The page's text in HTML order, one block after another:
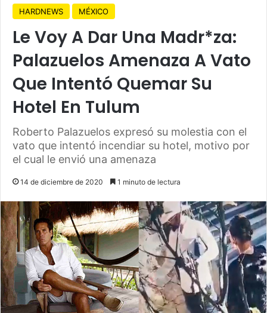
HARDNEWS MÉXICO
Le Voy A Dar Una Madr*za:
Palazuelos Amenaza A Vato
Que Intentó Quemar Su
Hotel En Tulum
Roberto Palazuelos expresó su molestia con el
vato que intentó incendiar su hotel, motivo por
el cual le envió una amenaza
14 de diciembre de 2020 1 minuto de lectura